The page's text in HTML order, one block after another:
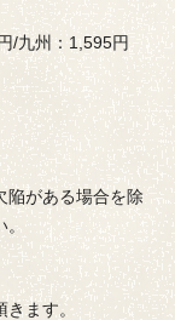
/九州：1,595円
陥がある場合を除
ます。